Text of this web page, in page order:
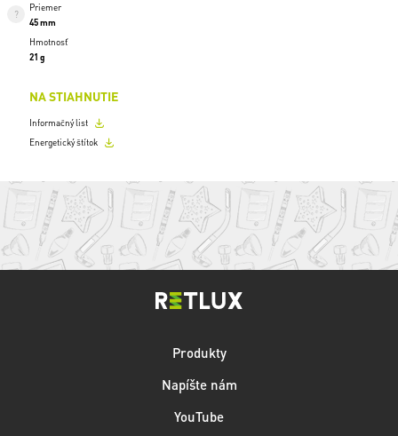
Priemer
45 mm
Hmotnosť
21 g
NA STIAHNUTIE
Informačný list
Energetický štítok
Produkty
Napíšte nám
YouTube